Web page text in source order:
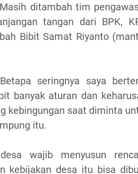
ditambah tim
tangan dari BPK,
Bibit Samat Riyanto
seringnya saya
banyak aturan dan
kebingungan saat diminta
itu.
wajib menyusun
kebijakan desa itu bisa